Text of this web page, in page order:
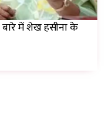
में शेख हसीना के